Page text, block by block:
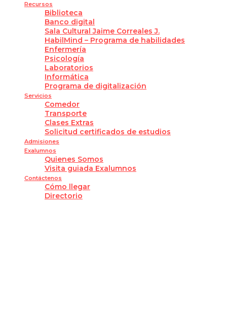
Recursos
Biblioteca
Banco digital
Sala Cultural Jaime Correales J.
HabilMind – Programa de habilidades
Enfermería
Psicología
Laboratorios
Informática
Programa de digitalización
Servicios
Comedor
Transporte
Clases Extras
Solicitud certificados de estudios
Admisiones
Exalumnos
Quienes Somos
Visita guiada Exalumnos
Contáctenos
Cómo llegar
Directorio